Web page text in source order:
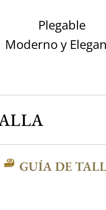
Plegable
Moderno y
GUÍA DE